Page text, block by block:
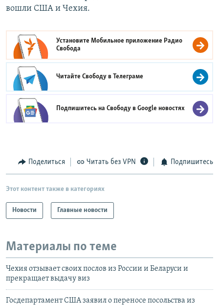
вошли США и Чехия.
Установите Мобильное приложение Радио
Свобода
Читайте Свободу вТелеграме
Подпишитесь на Свободу вGoogle новостях
Поделиться Читать без VPN Подпишитесь
Этот контент также в категориях
Новости Главные новости
Материалы по теме
Чехия отзывает своих послов из России и Беларуси и
прекращает выдачу виз
Госдепартамент США заявил о переносе посольства из